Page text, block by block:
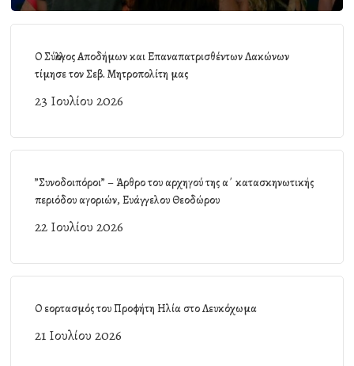
Ο Σύλλογος Αποδήμων και Επαναπατρισθέντων Λακώνων
τίμησε τον Σεβ. Μητροπολίτη μας
23 Ιουλίου 2026
”Συνοδοιπόροι” – Άρθρο του αρχηγού της α΄ κατασκηνωτικής
περιόδου αγοριών, Ευάγγελου Θεοδώρου
22 Ιουλίου 2026
Ο εορτασμός του Προφήτη Ηλία στο Λευκόχωμα
21 Ιουλίου 2026